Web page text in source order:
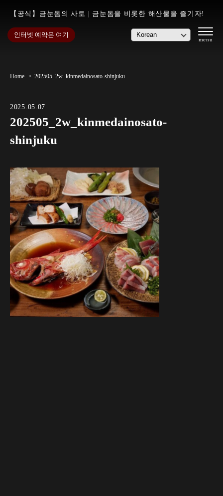
【공식】금눈돔의 사토 | 금눈돔을 비롯한 해산물을 즐기자!
인터넷 예약은 여기
Home 202505_2w_kinmedainosato-shinjuku
2025.05.07
202505_2w_kinmedainosato-
shinjuku